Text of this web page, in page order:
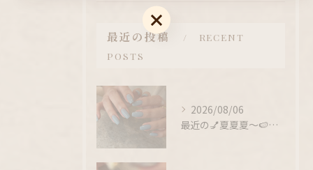
最近の投稿
RECENT
POSTS
2026/08/06
最近の💅夏夏夏〜🍉🌻！！！
お問い合わせはこちら